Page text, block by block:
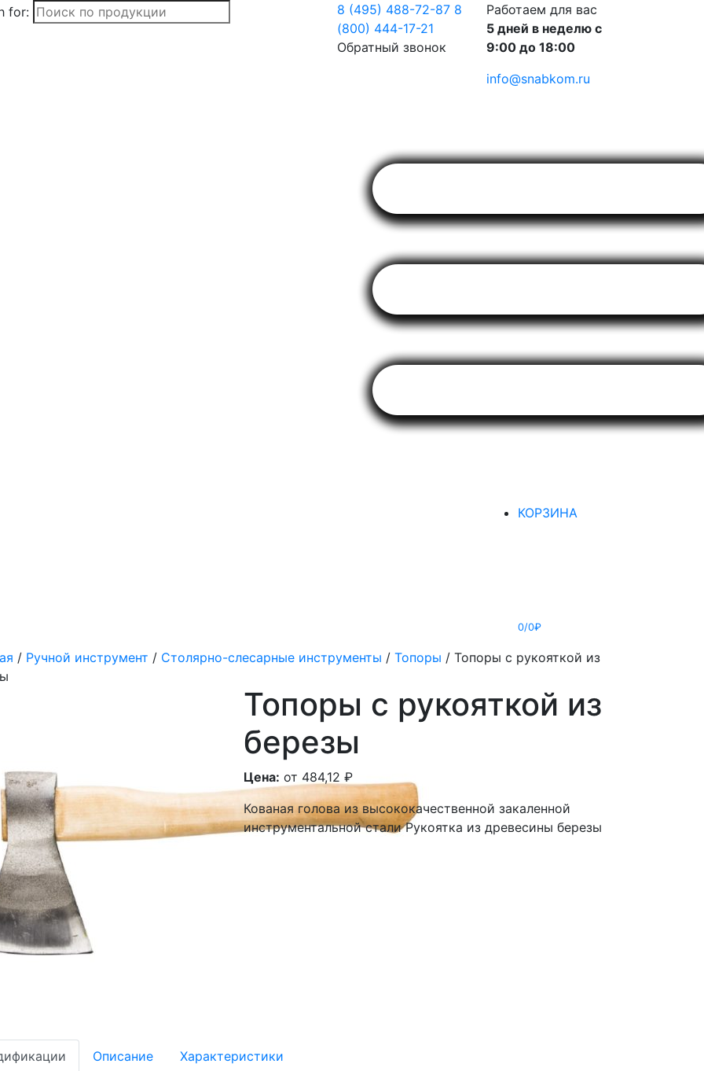
for: 8 (495) 488-72-87 8
(800) 444-17-21
Обратный звонок
Работаем для вас
5 дней в неделю с
9:00 до 18:00
info@snabkom.ru
КОРЗИНА
0/0₽
/ Ручной инструмент / Столярно-слесарные инструменты / Топоры / Топоры с рукояткой из
Топоры с рукояткой из
березы
Цена: от 484,12₽
Кованая голова из высококачественной закаленной
инструментальной стали Рукоятка из древесины березы
Описание Характеристики